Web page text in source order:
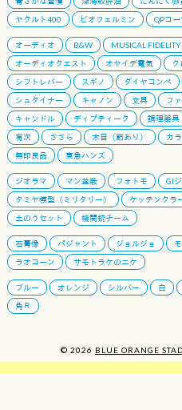
ヤクルト400
ビオフェルミン QPコ
オーディオ B&W MUSICAL FIDELITY
オーディオクエスト
オヤイデ電気 ク
シフトレバー
スギノ ダイヤコンペ
シュタイナー
キャノン 文具
フ
キャンドル
ディプティーク 調理器具
有次
ささら 木目（節あり） カ
無印良品
東急ハンズ
ジオラマ マン盆栽 フォトモ GI
タミヤ模型（ミリタリー）
ケッテンクラ
土のうセット
機関銃チーム
石膏像 パジャント ジョルジョ
ラオコーン
サモトラケのニケ
ブルー オレンジ シルバー 白
角Ｒ
© 2026 BLUE ORANGE